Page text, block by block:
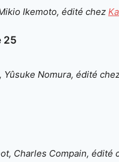
Ikemoto, édité chez
25
Nomura, édité
Charles Compain, édité